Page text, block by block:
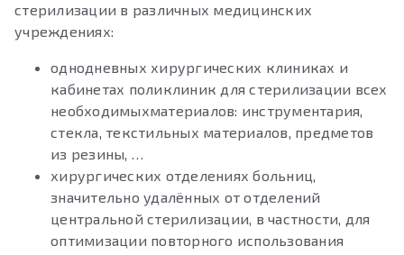
стерилизации в различных медицинских
учреждениях:
однодневных хирургических клиниках и
кабинетах поликлиник для стерилизации всех
необходимыхматериалов: инструментария,
стекла, текстильных материалов, предметов
из резины, …
хирургических отделениях больниц,
значительно удалённых от отделений
центральной стерилизации, в частности, для
оптимизации повторного использования